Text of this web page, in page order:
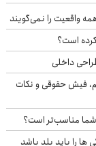
واقعیت را نمی‌گویند
داخلی
فیش حقوقی و نکات
شما مناسب‌تر است؟
را باید بلد باشد